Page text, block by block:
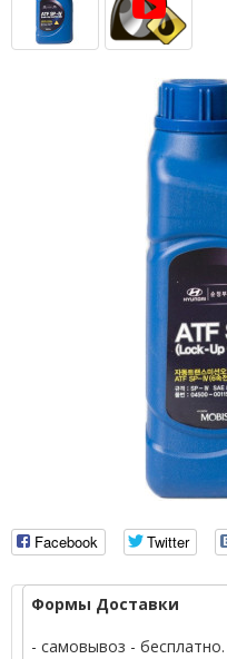
Facebook Twitter
Формы Доставки
- самовывоз - бесплатно.